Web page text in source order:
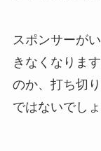
スポンサーが
きなくなりま
のか、打ち切
ではないでしょ